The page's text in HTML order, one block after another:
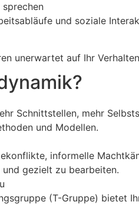
sprechen
und soziale
unerwartet auf Ihr
Schnittstellen, mehr
und Modellen.
informelle
gezielt zu bearbeiten.
(T-Gruppe) bietet